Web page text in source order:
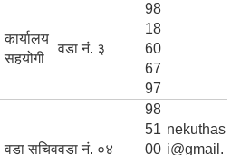
कार्यालय
सहयोगी
वडा नं. ३
98
18
60
67
97
वडा सचिववडा नं. ०४
98
51
00
nekuthas
i@gmail.